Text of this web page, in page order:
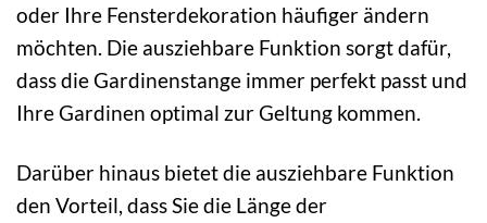
oder Ihre Fensterdekoration häufiger ändern
möchten. Die ausziehbare Funktion sorgt dafür,
dass die Gardinenstange immer perfekt passt und
Ihre Gardinen optimal zur Geltung kommen.
Darüber hinaus bietet die ausziehbare Funktion
den Vorteil, dass Sie die Länge der